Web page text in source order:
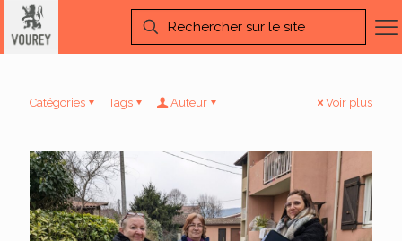
Catégories Tags Auteur Voir plus